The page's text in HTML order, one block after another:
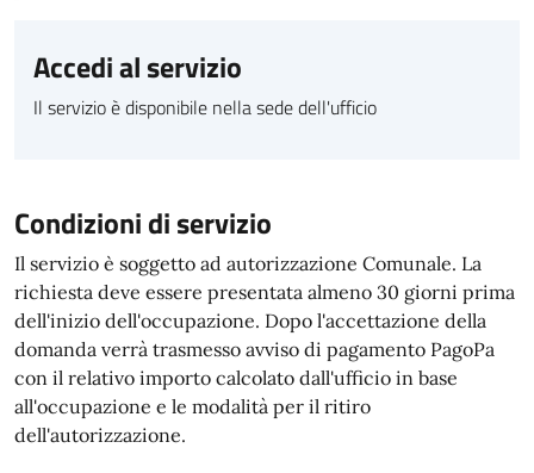
Accedi al servizio
Il servizio è disponibile nella sede dell'ufficio
Condizioni di servizio
Il servizio è soggetto ad autorizzazione Comunale. La
richiesta deve essere presentata almeno 30 giorni prima
dell'inizio dell'occupazione. Dopo l'accettazione della
domanda verrà trasmesso avviso di pagamento PagoPa
con il relativo importo calcolato dall'ufficio in base
all'occupazione e le modalità per il ritiro
dell'autorizzazione.